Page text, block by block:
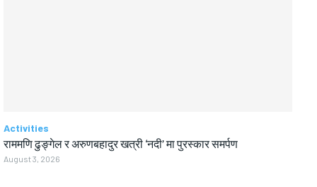
Activities
राममणि ढुङ्गेल र अरुणबहादुर खत्री ‘नदी’ मा पुरस्कार समर्पण
August 3, 2026